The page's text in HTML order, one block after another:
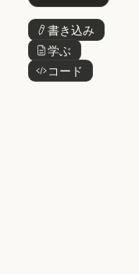
書き込み
ボタンテキ
学ぶ
ボタンテキス
コード
ボタンテキ